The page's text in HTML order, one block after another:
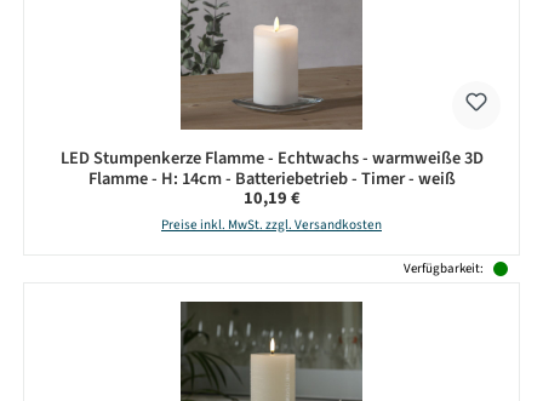
LED Stumpenkerze Flamme - Echtwachs - warmweiße 3D
Flamme - H: 14cm - Batteriebetrieb - Timer - weiß
Regulärer Preis:
10,19 €
Preise inkl. MwSt. zzgl. Versandkosten
Verfügbarkeit: